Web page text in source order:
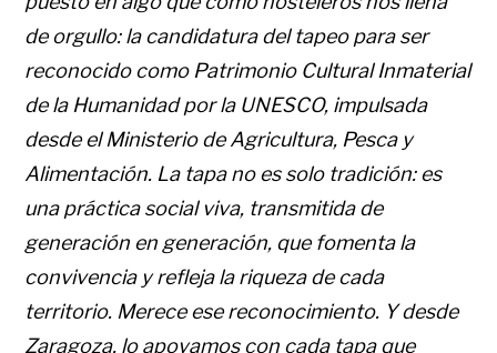
de orgullo: la candidatura del tapeo para ser
reconocido como Patrimonio Cultural Inmaterial
de la Humanidad por la UNESCO, impulsada
desde el Ministerio de Agricultura, Pesca y
Alimentación. La tapa no es solo tradición: es
una práctica social viva, transmitida de
generación en generación, que fomenta la
convivencia y refleja la riqueza de cada
territorio. Merece ese reconocimiento. Y desde
Zaragoza, lo apoyamos con cada tapa que